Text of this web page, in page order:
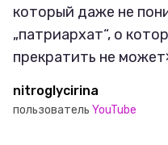
который даже не
„патриархат“, о
прекратить не
nitroglycirina
пользователь YouTube